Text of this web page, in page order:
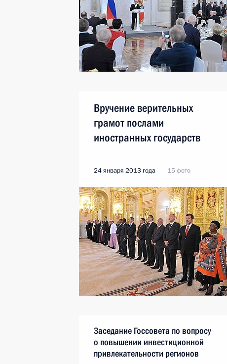
Вручение верительных
грамот послами
иностранных государств
24 января 2013 года 15 фото
Заседание Госсовета по вопросу
о повышении инвестиционной
привлекательности регионов